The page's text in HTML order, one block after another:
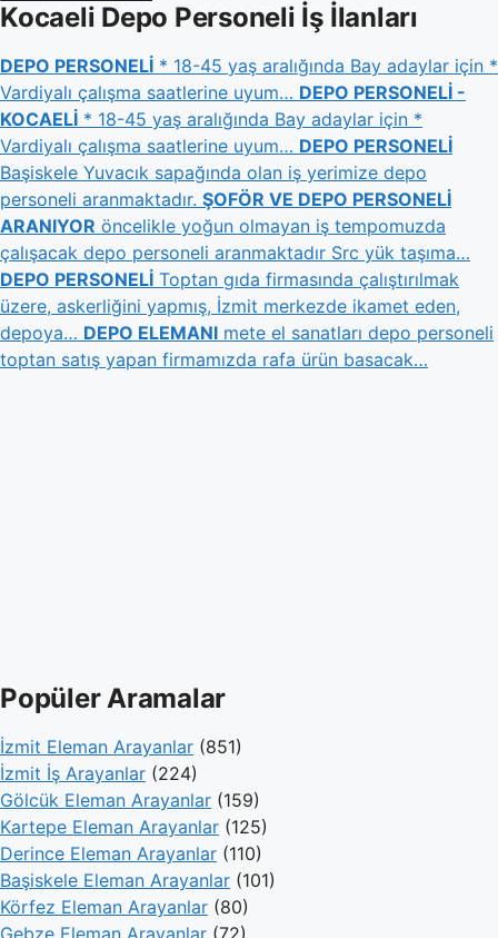
Kocaeli Depo Personeli İş İlanları
DEPO PERSONELİ * 18-45 yaş aralığında Bay adaylar için *
Vardiyalı çalışma saatlerine uyum… DEPO PERSONELİ -
KOCAELİ * 18-45 yaş aralığında Bay adaylar için *
Vardiyalı çalışma saatlerine uyum… DEPO PERSONELİ
Başiskele Yuvacık sapağında olan iş yerimize depo
personeli aranmaktadır. ŞOFÖR VE DEPO PERSONELİ
ARANIYOR öncelikle yoğun olmayan iş tempomuzda
çalışacak depo personeli aranmaktadır Src yük taşıma…
DEPO PERSONELİ Toptan gıda firmasında çalıştırılmak
üzere, askerliğini yapmış, İzmit merkezde ikamet eden,
depoya… DEPO ELEMANI mete el sanatları depo personeli
toptan satış yapan firmamızda rafa ürün basacak…
Popüler Aramalar
İzmit Eleman Arayanlar (851)
İzmit İş Arayanlar (224)
Gölcük Eleman Arayanlar (159)
Kartepe Eleman Arayanlar (125)
Derince Eleman Arayanlar (110)
Başiskele Eleman Arayanlar (101)
Körfez Eleman Arayanlar (80)
Gebze Eleman Arayanlar (72)